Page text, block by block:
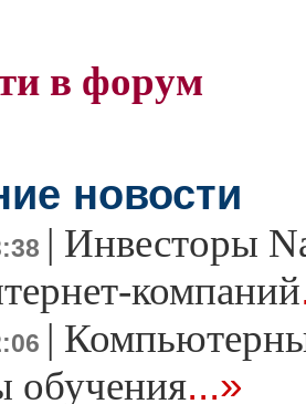
в форум
новости
| Инвесторы
компаний
|
обучения...»